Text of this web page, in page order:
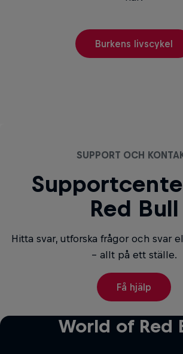
Burkens livscykel
SUPPORT OCH
Red Bull
Hitta svar, utforska frågor och svar
– allt på ett ställe.
Få hjälp
World of Red